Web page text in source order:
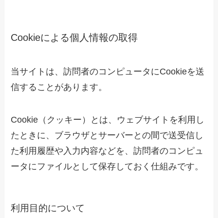
Cookieによる個人情報の取得
当サイトは、訪問者のコンピュータにCookieを送
信することがあります。
Cookie（クッキー）とは、ウェブサイトを利用し
たときに、ブラウザとサーバーとの間で送受信し
た利用履歴や入力内容などを、訪問者のコンピュ
ータにファイルとして保存しておく仕組みです。
利用目的について